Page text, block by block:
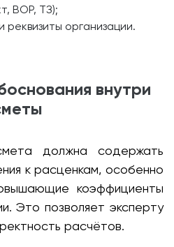
ВОР, ТЗ);
организации.
внутри
должна содержать
к расценкам, особенно
коэффициенты
Это позволяет эксперту
расчётов.